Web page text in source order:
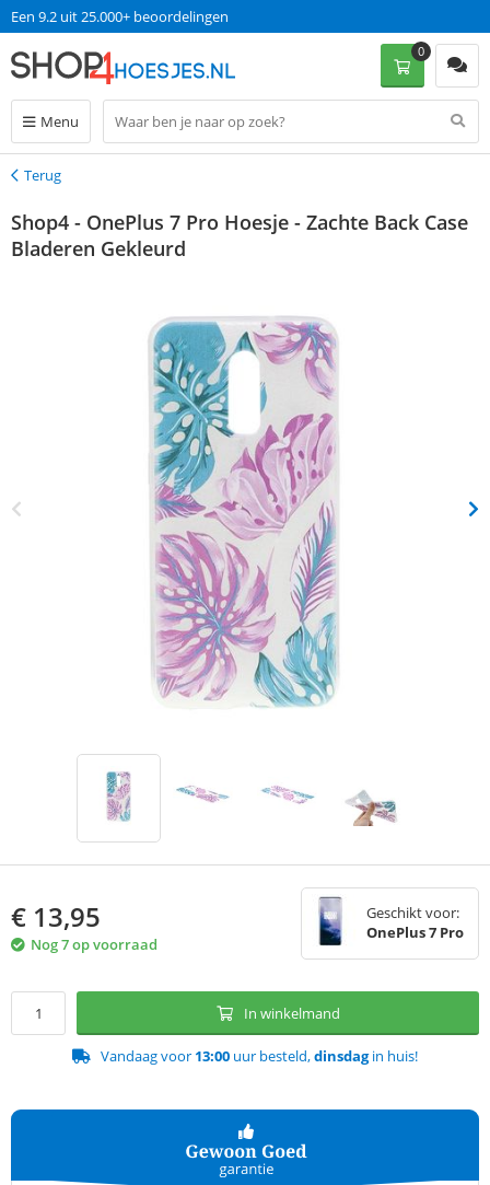
Een 9.2 uit 25.000+ beoordelingen
Menu
0
Terug
Terug
Shop4 - OnePlus 7 Pro Hoesje - Zachte Back Case
Bladeren Gekleurd
€ 13,95
Nog 7 op voorraad
Geschikt voor:
OnePlus 7 Pro
In winkelmand
Vandaag voor 13:00 uur besteld,dinsdagin huis!